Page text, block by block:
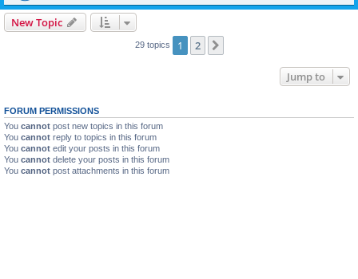
New Topic
29 topics 1 2
Jump to
FORUM PERMISSIONS
You cannot post new topics in this forum
You cannot reply to topics in this forum
You cannot edit your posts in this forum
You cannot delete your posts in this forum
You cannot post attachments in this forum